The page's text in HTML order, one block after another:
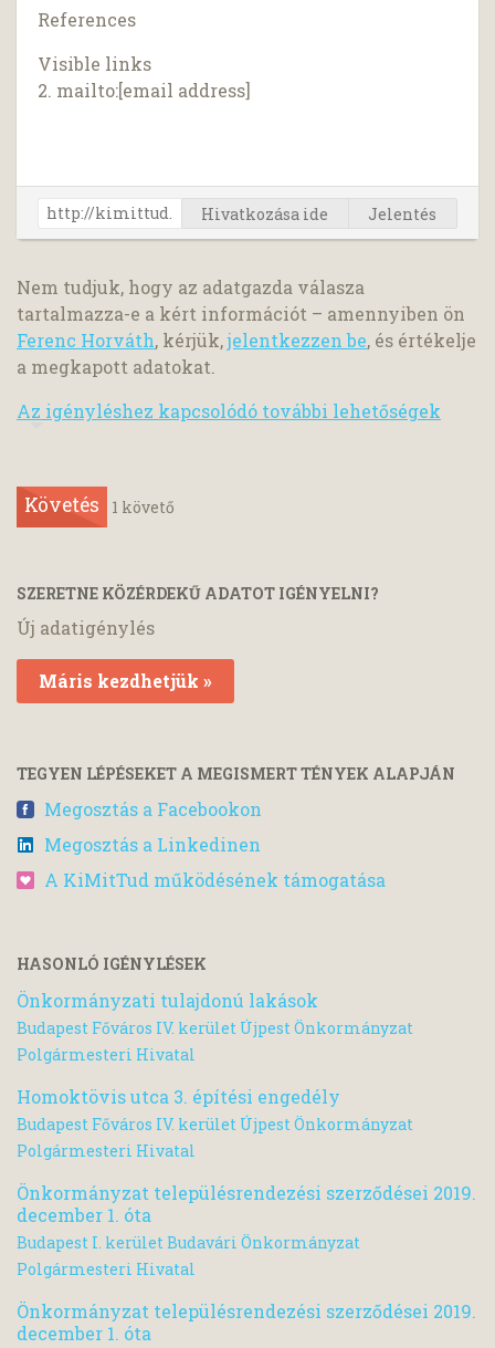
References
Visible links
2. mailto:[email address]
Hivatkozása ide Jelentés
Nem tudjuk, hogy az adatgazda válasza
tartalmazza-e a kért információt – amennyiben ön
Ferenc Horváth, kérjük,jelentkezzen be, és értékelje
a megkapott adatokat.
Az igényléshez kapcsolódó további lehetőségek
Követés 1 követő
SZERETNE KÖZÉRDEKŰ ADATOT IGÉNYELNI?
Új adatigénylés
Máris kezdhetjük »
TEGYEN LÉPÉSEKET A MEGISMERT TÉNYEK ALAPJÁN
Megosztás a Facebookon
Megosztás a Linkedinen
A KiMitTud működésének támogatása
HASONLÓ IGÉNYLÉSEK
Önkormányzati tulajdonú lakások
Budapest Főváros IV. kerület Újpest Önkormányzat
Polgármesteri Hivatal
Homoktövis utca 3. építési engedély
Budapest Főváros IV. kerület Újpest Önkormányzat
Polgármesteri Hivatal
Önkormányzat településrendezési szerződései 2019.
december 1. óta
Budapest I. kerület Budavári Önkormányzat
Polgármesteri Hivatal
Önkormányzat településrendezési szerződései 2019.
december 1. óta